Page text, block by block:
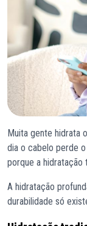
Muita gente hidrata
dia o cabelo perde
porque a hidratação
A hidratação
durabilidade só